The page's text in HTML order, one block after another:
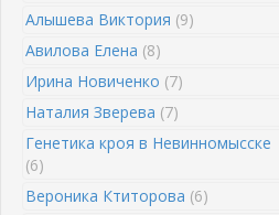
Алышева Виктория (9)
Авилова Елена (8)
Ирина Новиченко (7)
Наталия Зверева (7)
Генетика кроя в Невинномысске
(6)
Вероника Ктиторова (6)